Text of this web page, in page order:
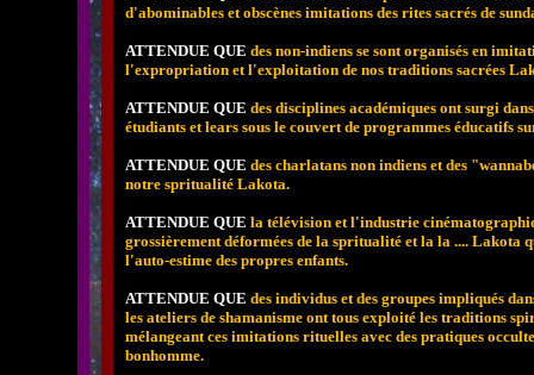
d'abominables et obscènes imitations des rites sacrés de
ATTENDUE QUE des non-indiens se sont organisés en
l'expropriation et l'exploitation de nos traditions sacrées
ATTENDUE QUE des disciplines académiques ont surgi
étudiants et lears sous le couvert de programmes éducatifs
ATTENDUE QUE des charlatans non indiens et des
notre spritualité Lakota.
ATTENDUE QUE la télévision et l'industrie
grossièrement déformées de la spritualité et la la .... Lakota
l'auto-estime des propres enfants.
ATTENDUE QUE des individus et des groupes impliqués
les ateliers de shamanisme ont tous exploité les traditions
mélangeant ces imitations rituelles avec des pratiques
bonhomme.